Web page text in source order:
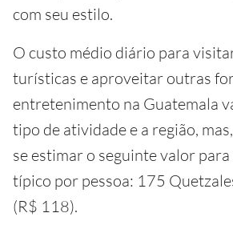
com seu estilo.
O custo médio diário para
turísticas e aproveitar outras
entretenimento na Guatemala
tipo de atividade e a região,
se estimar o seguinte valor
típico por pessoa: 175
(R$ 118).